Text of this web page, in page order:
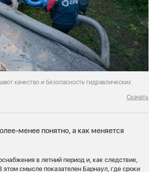
качество и безопасность гидравлических
Скачать
менее понятно, а как меняется
в летний период и, как следствие,
смысле показателен Барнаул, где сроки